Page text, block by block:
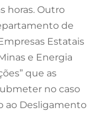
horas. Outro
de
Estatais
e Energia
que as
no caso
ao Desligamento